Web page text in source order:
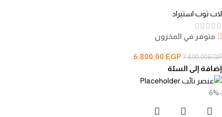
لاب توب استيراد
متوفر في المخزون
7.800,00EGP
6.800,00 EGP
إضافة إلى السلة
-6%